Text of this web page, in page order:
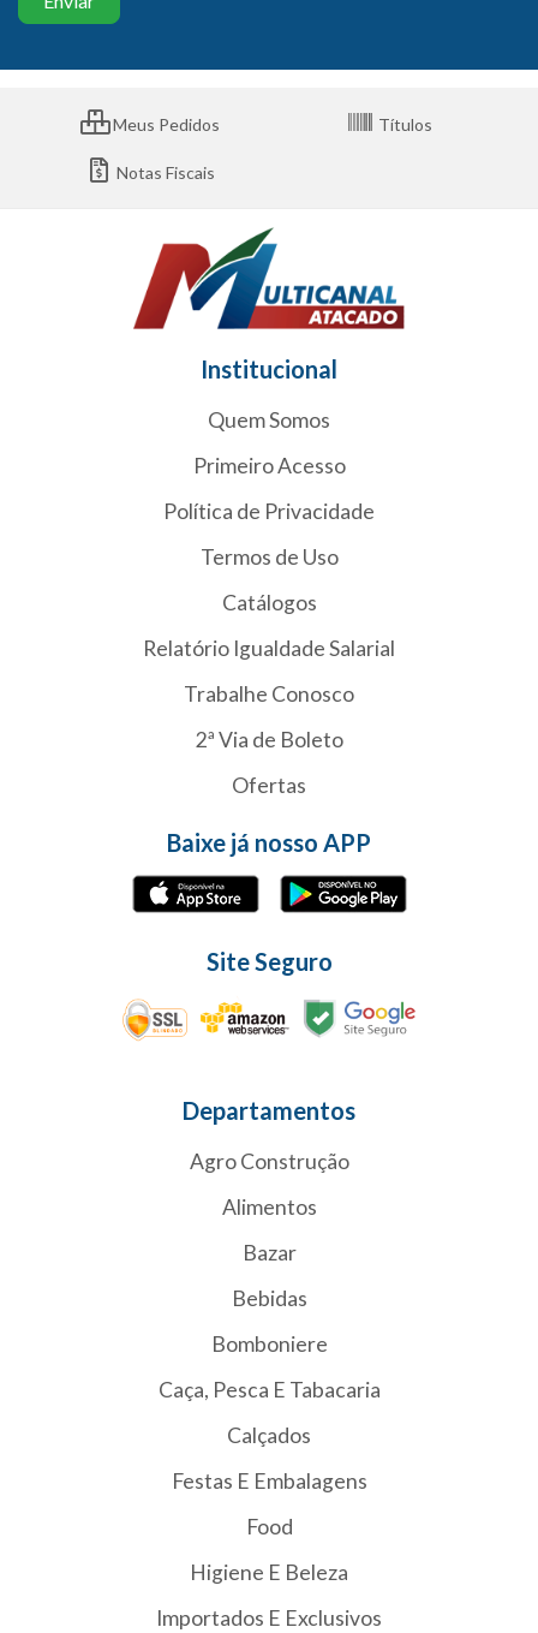
Meus Pedidos Títulos
Notas Fiscais
Institucional
Quem Somos
Primeiro Acesso
Política de Privacidade
Termos de Uso
Catálogos
Relatório Igualdade Salarial
Trabalhe Conosco
2ª Via de Boleto
Ofertas
Baixe já nosso APP
Site Seguro
Departamentos
Agro Construção
Alimentos
Bazar
Bebidas
Bomboniere
Caça, Pesca E Tabacaria
Calçados
Festas E Embalagens
Food
Higiene E Beleza
Importados E Exclusivos